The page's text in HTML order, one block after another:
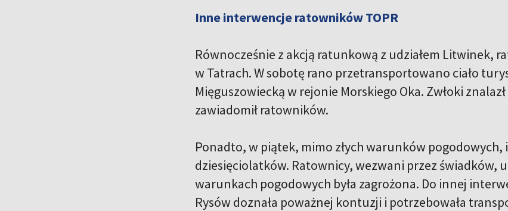
Inne interwencje ratowników TOPR
Równocześnie z akcją ratunkową z udziałem Litwinek,
w Tatrach. W sobotę rano przetransportowano ciało
Mięguszowiecką w rejonie Morskiego Oka. Zwłoki
zawiadomił ratowników.
Ponadto, w piątek, mimo złych warunków pogodowych,
dziesięciolatków. Ratownicy, wezwani przez
warunkach pogodowych była zagrożona. Do innej
Rysów doznała poważnej kontuzji i potrzebowała